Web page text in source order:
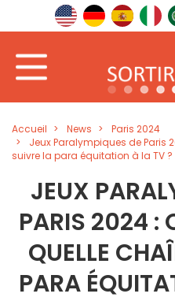
Accueil News
Paris 2024
Jeux Paralympiques de Paris
suivre la para équitation à la TV ?
JEUX
PARIS 2024 :
QUELLE
PARA